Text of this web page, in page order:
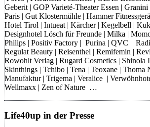
Geberit | GOP Varieté-Theater Essen |
Paris | Gut Klostermühle | Hammer
Hotel Tirol | Intueat | Kärcher | Kegelbell |
Designhotel Lösch für Freunde | Milka |
Philips | Positiv Factory | Purina | QVC |
Regulat Beauty | Reisenthel | Remifemin |
Rowohlt Verlag | Rugard Cosmetics | Shinola
Skinthings | Tchibo | Tena | Teoxane | Thoma
Manufaktur | Trigema | Veralice |
Wellmaxx | Zen of Nature …
Life40up in der Presse